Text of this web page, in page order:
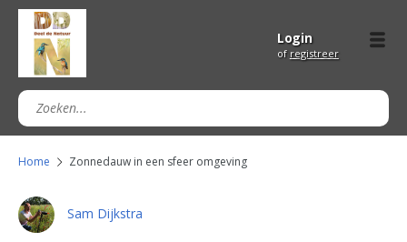
Login
of registreer
Home Zonnedauw in een sfeer omgeving
Sam Dijkstra